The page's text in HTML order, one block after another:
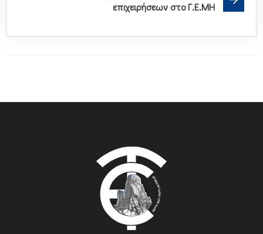
επιχειρήσεων στο Γ.Ε.ΜΗ